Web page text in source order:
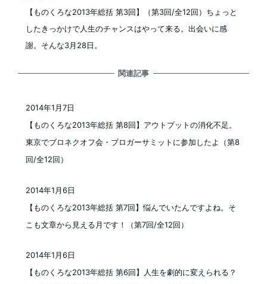
【ものくろな2013年総括 第3回】（第3回/全12回）ちょっと
したきっかけで人生のチャンスはやって来る。出会いに感
謝。そんな3月28日。
関連記事
【ものくろな2013年総括 第8回】アウトプットの消化不足。
東京でブロネクオフ会・ブロガーサミットに参加したよ（第8
回/全12回）
2014年1月7日
【ものくろな2013年総括 第7回】悩んでいたんですよね。そ
こも文章から見える月です！（第7回/全12回）
2014年1月6日
【ものくろな2013年総括 第6回】人生を劇的に変えられる？
2014年1月6日